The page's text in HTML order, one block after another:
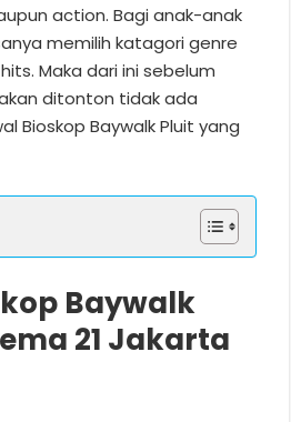
action. Bagi anak-anak
memilih katagori genre
Maka dari ini sebelum
ditonton tidak ada
Bioskop Baywalk Pluit yang
Baywalk
21 Jakarta